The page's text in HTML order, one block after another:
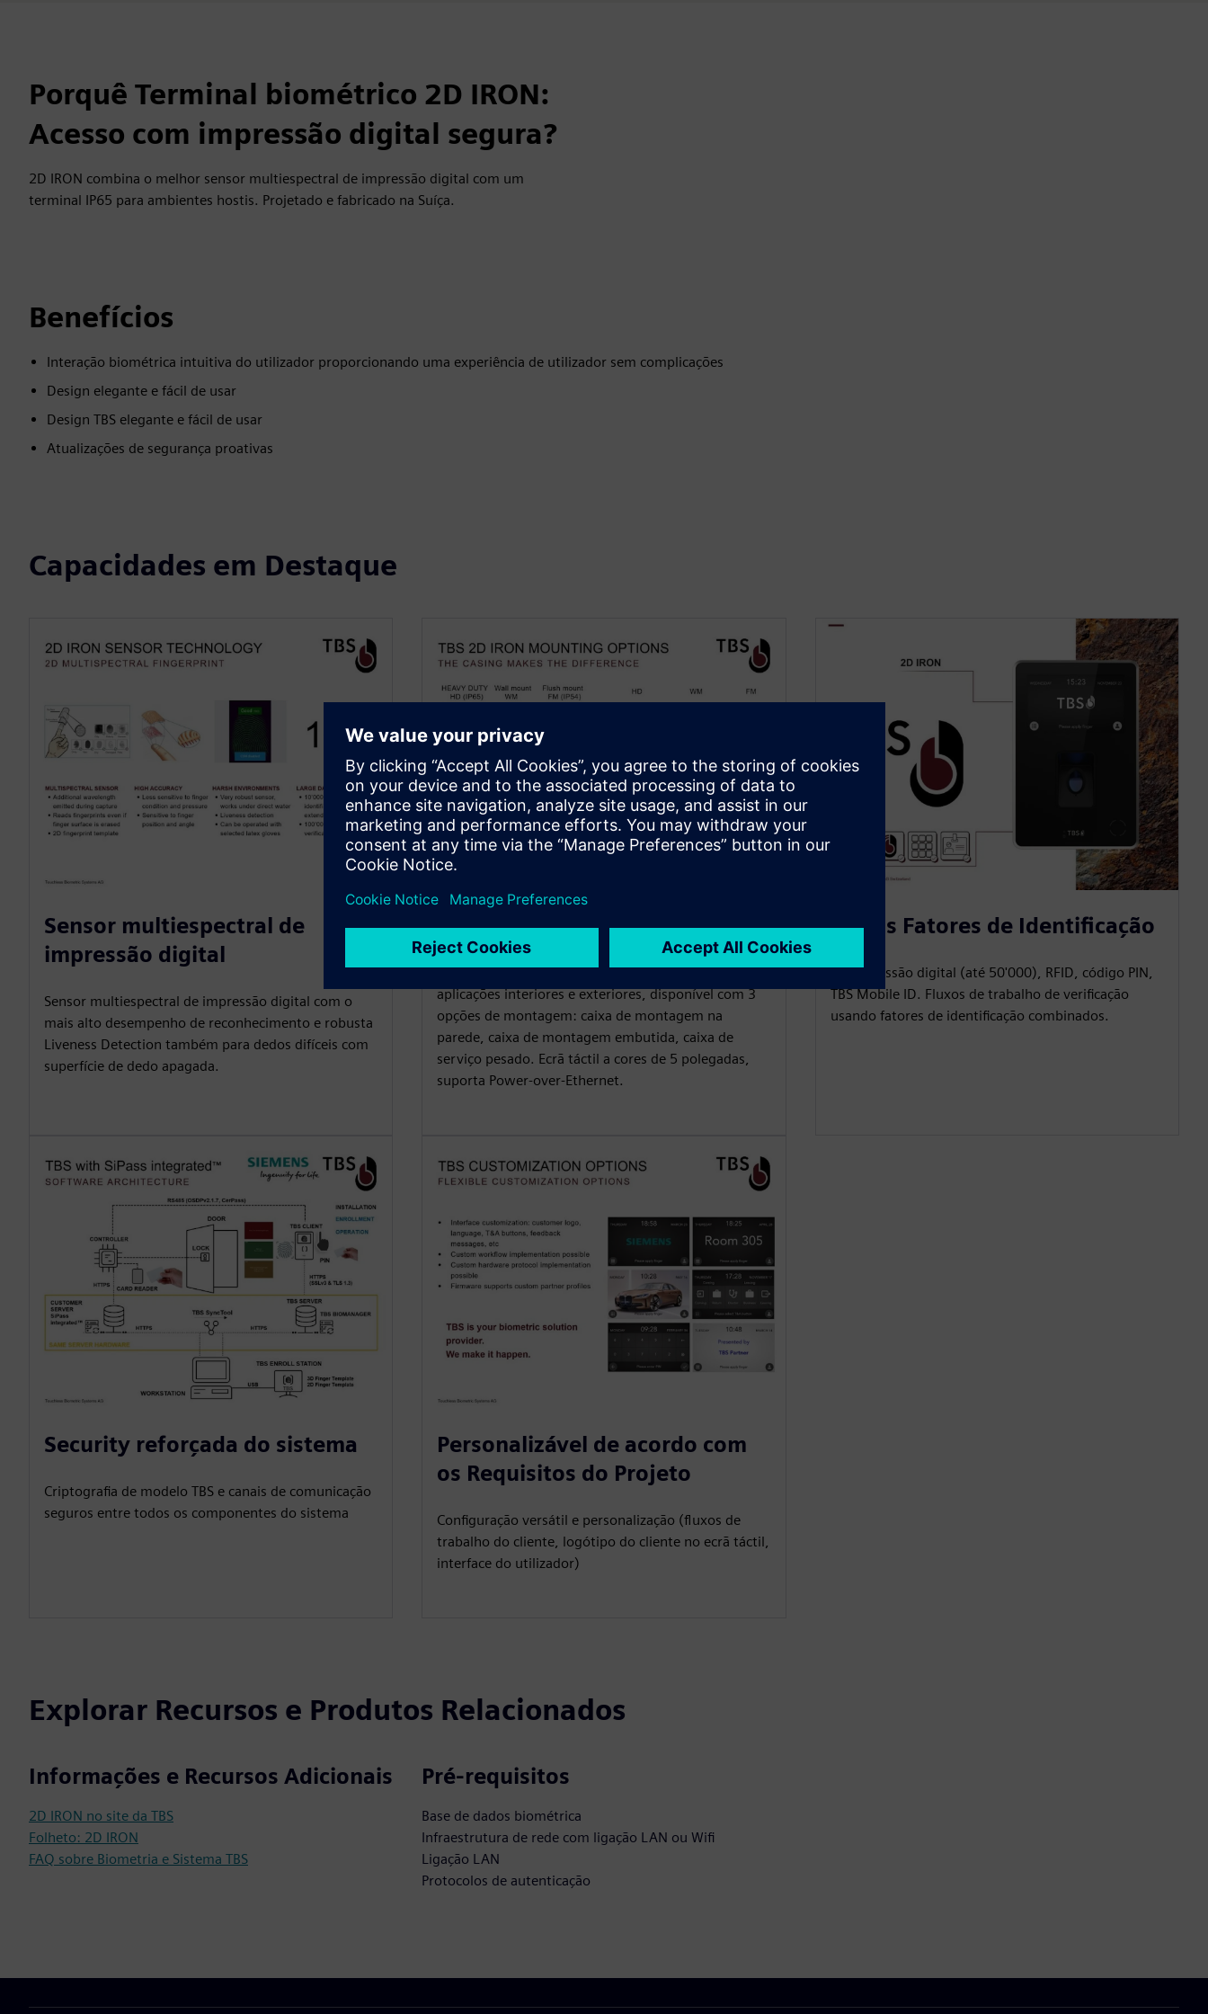
Porquê Terminal biométrico 2D IRON:
Acesso com impressão digital segura?
2D IRON combina o melhor sensor multiespectral de impressão digital com um
terminal IP65 para ambientes hostis. Projetado e fabricado na Suíça.
Benefícios
Interação biométrica intuitiva do utilizador proporcionando uma experiência de utilizador sem complicações
Design elegante e fácil de usar
Design TBS elegante e fácil de usar
Atualizações de segurança proativas
Capacidades em Destaque
Sensor multiespectral de
impressão digital
Sensor multiespectral de impressão digital com o
mais alto desempenho de reconhecimento e robusta
Liveness Detection também para dedos difíceis com
superfície de dedo apagada.
Opções de instalação flexíveis
Impermeável e à prova de poeira (IP65) para
aplicações interiores e exteriores, disponível com 3
opções de montagem: caixa de montagem na
parede, caixa de montagem embutida, caixa de
serviço pesado. Ecrã táctil a cores de 5 polegadas,
suporta Power-over-Ethernet.
Vários Fatores de Identificação
Lê impressão digital (até 50'000), RFID, código PIN,
TBS Mobile ID. Fluxos de trabalho de verificação
usando fatores de identificação combinados.
Security reforçada do sistema
Criptografia de modelo TBS e canais de comunicação
seguros entre todos os componentes do sistema
Personalizável de acordo com
os Requisitos do Projeto
Configuração versátil e personalização (fluxos de
trabalho do cliente, logótipo do cliente no ecrã táctil,
interface do utilizador)
Explorar Recursos e Produtos Relacionados
Informações e Recursos Adicionais
2D IRON no site da TBS
Folheto: 2D IRON
FAQ sobre Biometria e Sistema TBS
Pré-requisitos
Base de dados biométrica
Infraestrutura de rede com ligação LAN ou Wifi
Ligação LAN
Protocolos de autenticação